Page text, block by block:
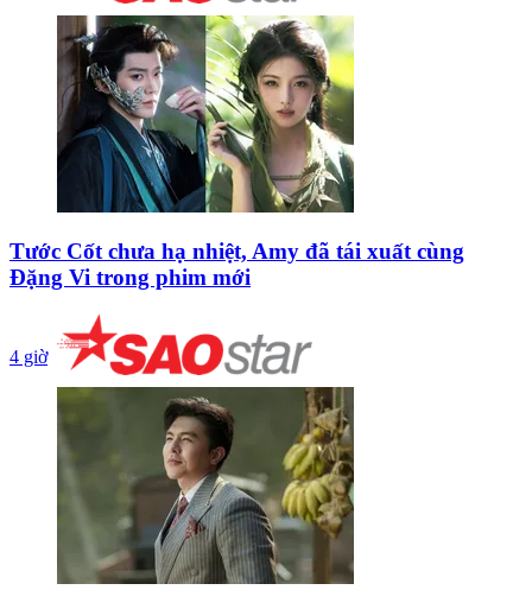
Tước Cốt chưa hạ nhiệt, Amy đã tái xuất cùng
Đặng Vi trong phim mới
4 giờ